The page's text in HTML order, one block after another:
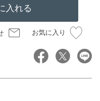
お気に入り